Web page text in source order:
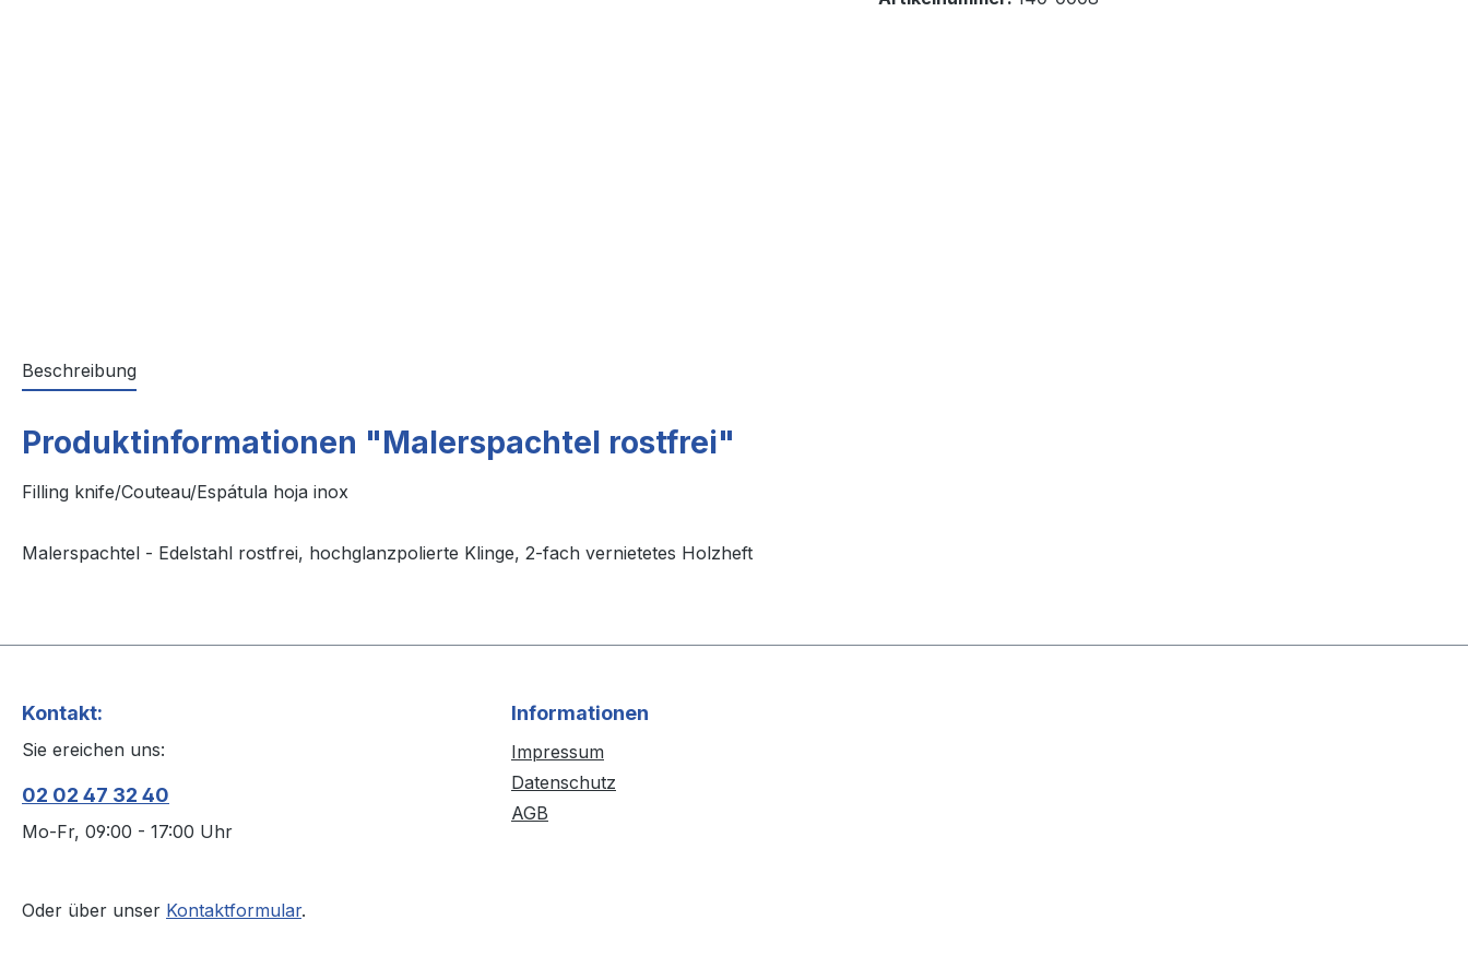
Beschreibung
Produktinformationen "Malerspachtel rostfrei"
Filling knife/Couteau/Espátula hoja inox
Malerspachtel - Edelstahl rostfrei, hochglanzpolierte Klinge, 2-fach vernietetes Holzheft
Kontakt:
Sie ereichen uns:
02 02 47 32 40
Mo-Fr, 09:00 - 17:00 Uhr
Oder über unser Kontaktformular.
Informationen
Impressum
Datenschutz
AGB